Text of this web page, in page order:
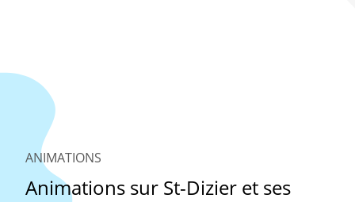
ANIMATIONS
Animations sur St-Dizier et ses